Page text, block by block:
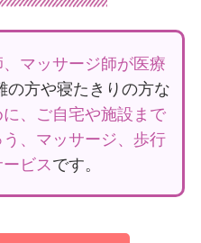
マッサージ師が医療
の方や寝たきりの方な
、ご自宅や施設まで
、マッサージ、歩行
ビスです。
たきりや麻痺など、
方も少しずつ出来る
できます。
知症での歩行困難の
で施設スタッフ様の
します。また豊富な